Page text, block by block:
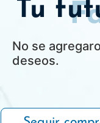
Tu
No se
deseos.